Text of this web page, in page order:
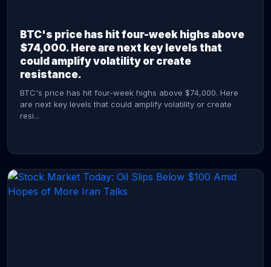
BTC's price has hit four-week highs above
$74,000. Here are next key levels that
could amplify volatility or create
resistance.
BTC's price has hit four-week highs above $74,000. Here
are next key levels that could amplify volatility or create
resi...